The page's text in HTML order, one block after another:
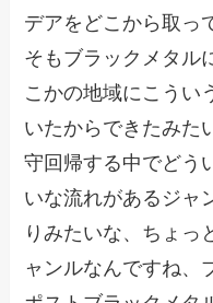
デアをどこから取っ
そもブラックメタル
こかの地域にこうい
いたからできたみた
守回帰する中でどう
いな流れがあるジャ
りみたいな、ちょっ
ャンルなんですね、